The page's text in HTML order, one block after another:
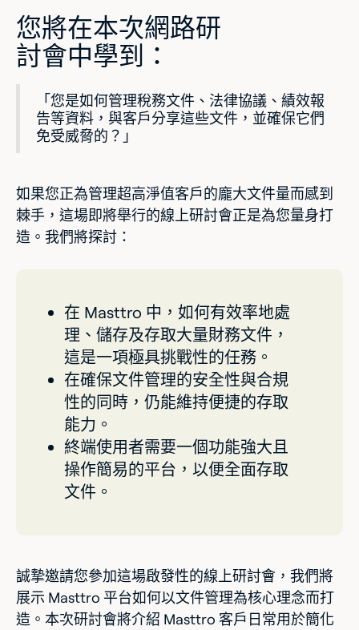
您將在本次網路研
討會中學到：
「您是如何管理稅務文件、法律協議、績效報
告等資料，與客戶分享這些文件，並確保它們
免受威脅的？」
如果您正為管理超高淨值客戶的龐大文件量而感到
棘手，這場即將舉行的線上研討會正是為您量身打
造。我們將探討：
在 Masttro 中，如何有效率地處
理、儲存及存取大量財務文件，
這是一項極具挑戰性的任務。
在確保文件管理的安全性與合規
性的同時，仍能維持便捷的存取
能力。
終端使用者需要一個功能強大且
操作簡易的平台，以便全面存取
文件。
誠摯邀請您參加這場啟發性的線上研討會，我們將
展示 Masttro 平台如何以文件管理為核心理念而打
造。本次研討會將介紹 Masttro 客戶日常用於簡化